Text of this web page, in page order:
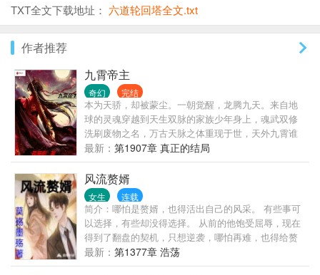
TXT全文下载地址： 六道轮回塔全文.txt
作者推荐
九霄帝主
奇幻 完结
本为天骄，却被蒙尘。一朝觉醒，龙腾九天。来自地
球的灵魂穿越到天生双脉的家族少年身上，魂武双修
洗刷废物之名，万古天脉之体重现于世，天外九霄谁
敢称帝？
最新： 第1907章 真正的结局
风流赘婿
女生 连载
简介：哪怕是赘婿，也得活出自己的风采。 有些事可
以选择，有些却没得选择。 从前的他饱受屈辱，现在
得到了翻盘的契机，只想逆袭，哪怕再难，也得给赘
婿正名，来人间一趟，不能留有遗憾。 美人，江山，
我都要。
最新： 第1377章 浩荡